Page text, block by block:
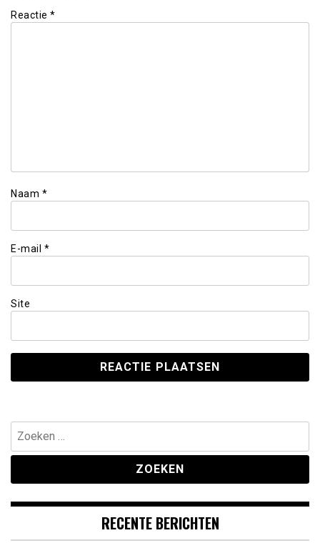
Reactie *
Naam *
E-mail *
Site
Zoeken
naar:
RECENTE BERICHTEN